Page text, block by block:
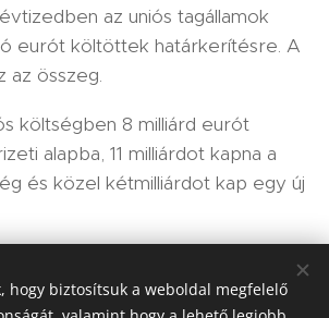
az uniós tagállamok
eurót költöttek határkerítésre. A
az összeg.
költségben 8 milliárd eurót
alapba, 11 milliárdot kapna a
és közel kétmilliárdot kap egy új
hogy biztosítsuk a weboldal megfelelő